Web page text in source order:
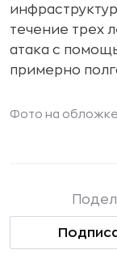
течение трех
атака с
примерно
Фото на